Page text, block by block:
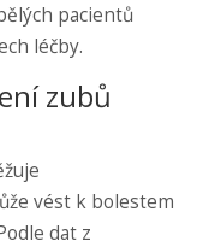
pacientů
léčby.
zubů
vést k bolestem
dat z